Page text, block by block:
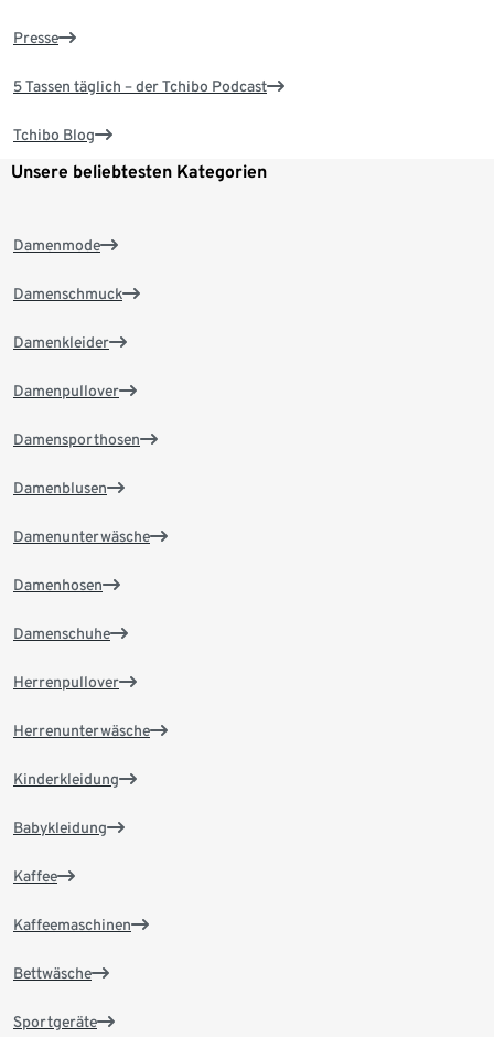
Presse
5 Tassen täglich – der Tchibo Podcast
Tchibo Blog
Unsere beliebtesten Kategorien
Damenmode
Damenschmuck
Damenkleider
Damenpullover
Damensporthosen
Damenblusen
Damenunterwäsche
Damenhosen
Damenschuhe
Herrenpullover
Herrenunterwäsche
Kinderkleidung
Babykleidung
Kaffee
Kaffeemaschinen
Bettwäsche
Sportgeräte